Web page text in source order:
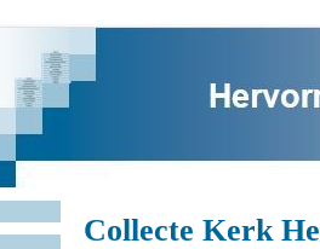
Collecte Kerk